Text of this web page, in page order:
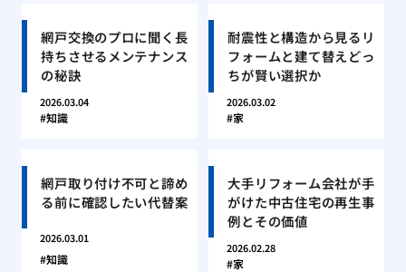
網戸交換のプロに聞く長
持ちさせるメンテナンス
の秘訣
2026.03.04
知識
耐震性と構造から見るリ
フォームと建て替えどっ
ちが賢い選択か
2026.03.02
家
網戸取り付け不可と諦め
る前に確認したい代替案
2026.03.01
知識
大手リフォーム会社が手
がけた中古住宅の再生事
例とその価値
2026.02.28
家